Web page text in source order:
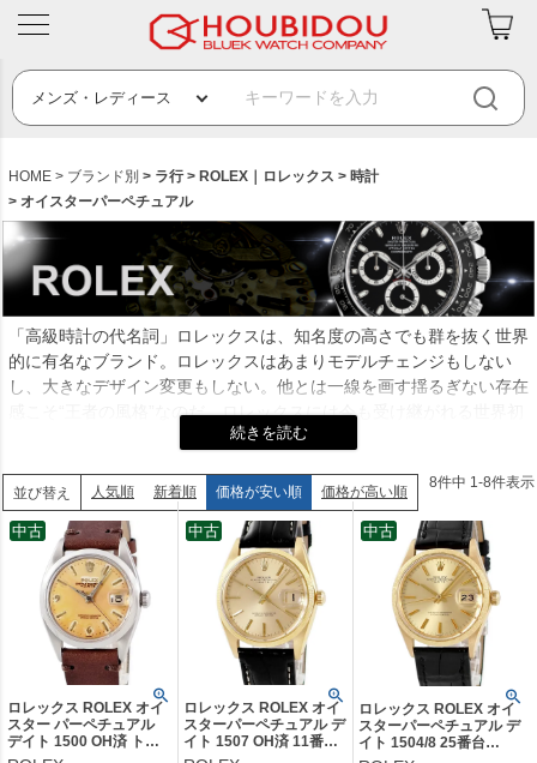
HOME ブランド別 ラ行 ROLEX｜ロレックス
時計
オイスターパーペチュアル
「高級時計の代名詞」ロレックスは、知名度の高さでも群を抜く世界
的に有名なブランド。ロレックスはあまりモデルチェンジもしない
し、大きなデザイン変更もしない。他とは一線を画す揺るぎない存在
感こそ“王者の風格”なのだ。ロレックスには今も受け継がれる世界初
の三大発明がある。完全防水の「オイスターケース」は1926年、巻
アル」は1931年、午前零時に日付が自動的に切り替わる「デイトジ
ャスト」は1945年の発明だ。現在も高度な技術力で次々と革新的な
機構を生み出すロレックスは品質も信頼も決して揺るがない資産価値
の高いブランドだ。
創業年：1905年
発祥地：スイス ジュネーブ
創業者：ハンス・ウイルスドルフ
並び替え 人気順 新着順 価格が安い順 価格が高い順
8件中 1-8件表示
ロレックス ROLEX オイ
スター パーペチュアル
デイト 1500 OH済 トロ
ピカル 5番台 ヴィンテー
中古
ロレックス ROLEX オイ
スターパーペチュアル デ
イト 1507 OH済 11番
K18YG無垢 アンティー
中古
ロレックス ROLEX オイ
スターパーペチュアル デ
イト 1504/8 25番台
中古